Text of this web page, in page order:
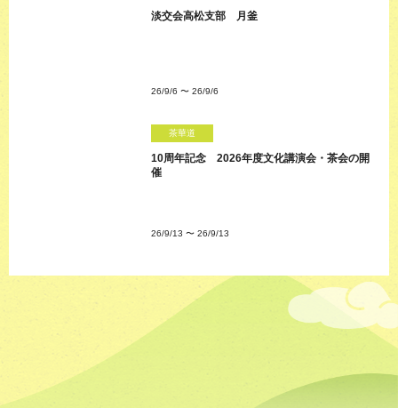
淡交会高松支部 月釜
26/9/6 〜 26/9/6
茶華道
10周年記念 2026年度文化講演会・茶会の開
催
26/9/13 〜 26/9/13